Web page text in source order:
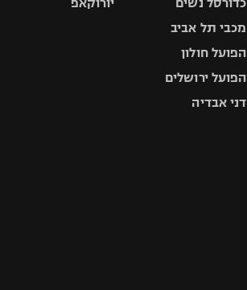
מכבי תל אביב
הפועל חולון
הפועל ירושלים
דני אבדיה